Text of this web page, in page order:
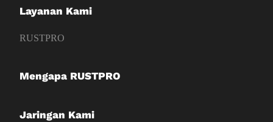
Layanan Kami
RUSTPRO
Mengapa RUSTPRO
Jaringan Kami